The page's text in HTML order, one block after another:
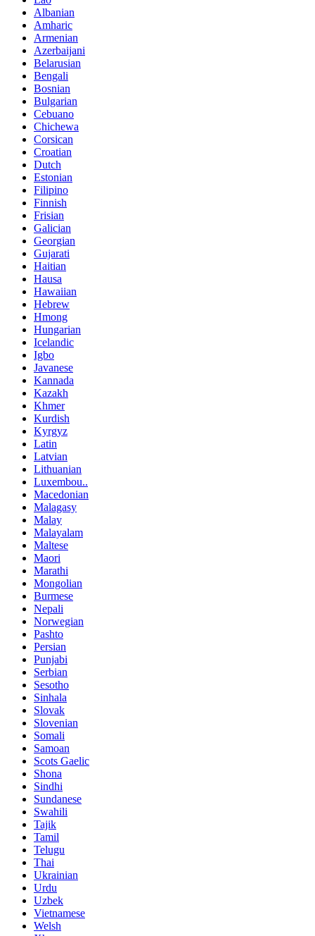
Albanian
Amharic
Armenian
Azerbaijani
Belarusian
Bengali
Bosnian
Bulgarian
Cebuano
Chichewa
Corsican
Croatian
Dutch
Estonian
Filipino
Finnish
Frisian
Galician
Georgian
Gujarati
Haitian
Hausa
Hawaiian
Hebrew
Hmong
Hungarian
Icelandic
Igbo
Javanese
Kannada
Kazakh
Khmer
Kurdish
Kyrgyz
Latin
Latvian
Lithuanian
Luxembou..
Macedonian
Malagasy
Malay
Malayalam
Maltese
Maori
Marathi
Mongolian
Burmese
Nepali
Norwegian
Pashto
Persian
Punjabi
Serbian
Sesotho
Sinhala
Slovak
Slovenian
Somali
Samoan
Scots Gaelic
Shona
Sindhi
Sundanese
Swahili
Tajik
Tamil
Telugu
Thai
Ukrainian
Urdu
Uzbek
Vietnamese
Welsh